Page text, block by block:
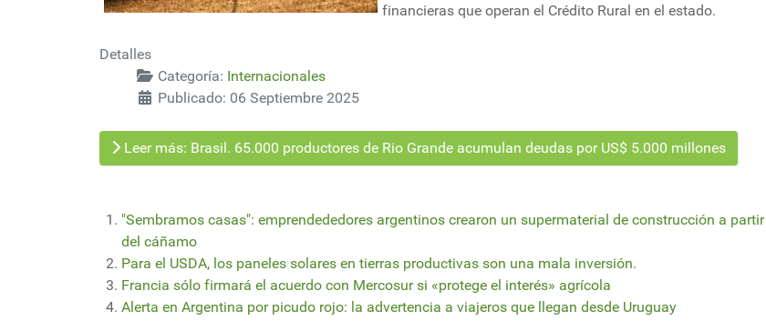
financieras que operan el Crédito Rural en el estado.
Detalles
Categoría: Internacionales
Publicado: 06 Septiembre 2025
Leer más: Brasil. 65.000 productores de Rio Grande acumulan deudas por US$ 5.000 millones
"Sembramos casas": emprendededores argentinos crearon un supermaterial de construcción a partir
del cáñamo
Para el USDA, los paneles solares en tierras productivas son una mala inversión.
Francia sólo firmará el acuerdo con Mercosur si «protege el interés» agrícola
Alerta en Argentina por picudo rojo: la advertencia a viajeros que llegan desde Uruguay